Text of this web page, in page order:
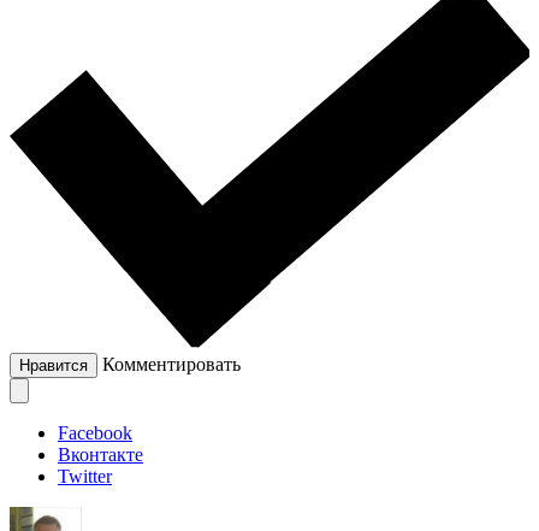
Нравится Комментировать
Facebook
Вконтакте
Twitter